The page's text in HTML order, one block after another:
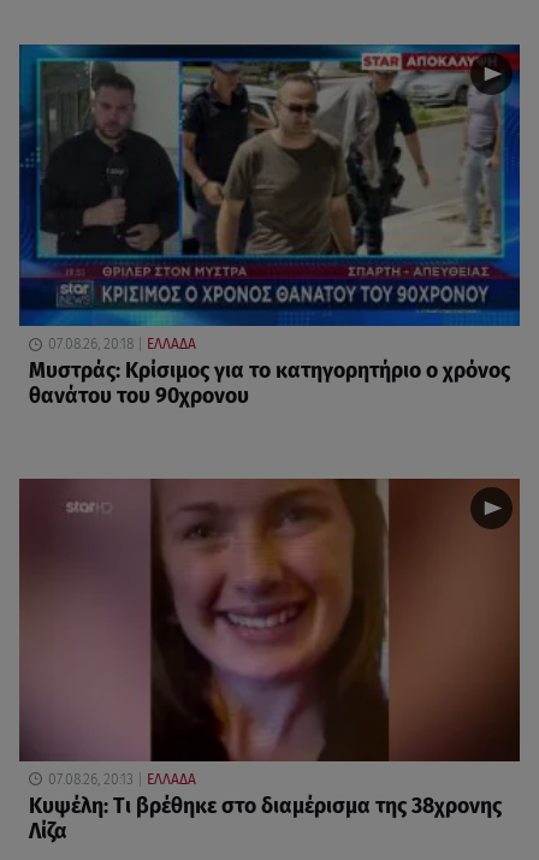
07.08.26, 20:18 ΕΛΛΑΔΑ
Μυστράς: Κρίσιμος για το κατηγορητήριο ο χρόνος
θανάτου του 90χρονου
07.08.26, 20:13 ΕΛΛΑΔΑ
Κυψέλη: Tι βρέθηκε στο διαμέρισμα της 38χρονης
Λίζα